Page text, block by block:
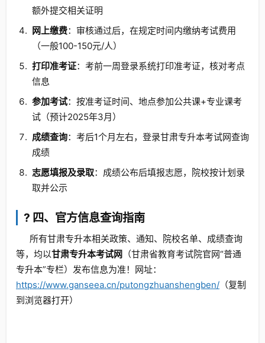
额外提交相关证明
网上缴费：审核通过后，在规定时间内缴纳考试费用
（一般100-150元/人）
打印准考证：考前一周登录系统打印准考证，核对考点
信息
参加考试：按准考证时间、地点参加公共课+专业课考
试（预计2025年3月）
成绩查询：考后1个月左右，登录甘肃专升本考试网查询
成绩
志愿填报及录取：成绩公布后填报志愿，院校按计划录
取并公示
? 四、官方信息查询指南
所有甘肃专升本相关政策、通知、院校名单、成绩查询
等，均以甘肃专升本考试网 （甘肃省教育考试院官网“普通
专升本”专栏）发布信息为准！网址：
https://www.ganseea.cn/putongzhuanshengben/ （复制
到浏览器打开）